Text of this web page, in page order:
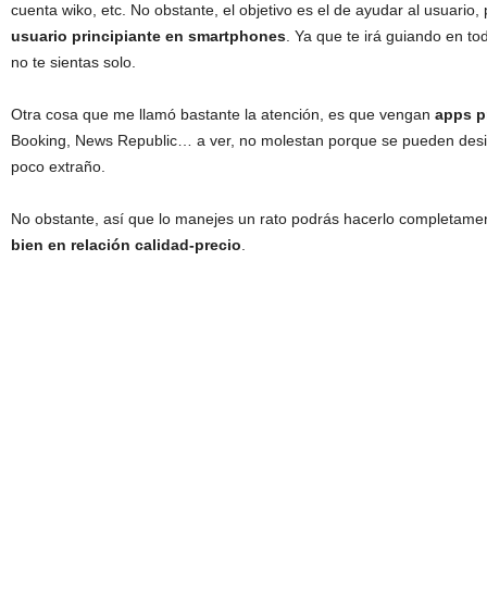
cuenta wiko, etc. No obstante, el objetivo es el de ayudar al
usuario principiante en smartphones . Ya que te irá guiando en
no te sientas solo.
Otra cosa que me llamó bastante la atención, es que vengan apps
Booking, News Republic… a ver, no molestan porque se pueden
poco extraño.
No obstante, así que lo manejes un rato podrás hacerlo
bien en relación calidad-precio